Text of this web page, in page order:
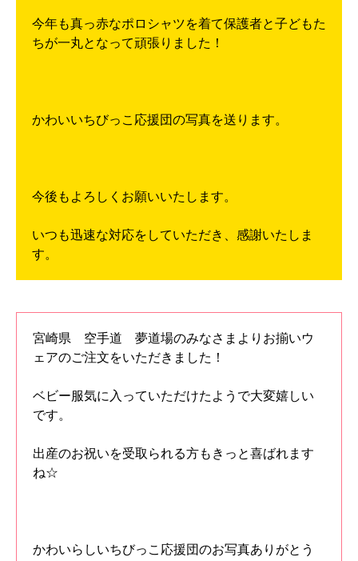
今年も真っ赤なポロシャツを着て保護者と子どもた
ちが一丸となって頑張りました！
かわいいちびっこ応援団の写真を送ります。
今後もよろしくお願いいたします。
いつも迅速な対応をしていただき、感謝いたしま
す。
宮崎県 空手道 夢道場のみなさまよりお揃いウ
ェアのご注文をいただきました！
ベビー服気に入っていただけたようで大変嬉しい
です。
出産のお祝いを受取られる方もきっと喜ばれます
ね☆
かわいらしいちびっこ応援団のお写真ありがとう